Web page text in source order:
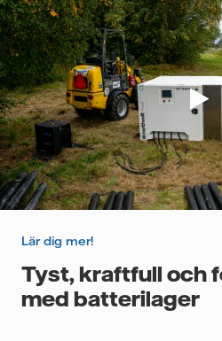
Lär dig mer!
Tyst, kraftfull och
med batterilager